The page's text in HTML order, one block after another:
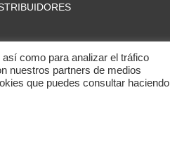
de privacidad
como para analizar el tráfico
nuestros partners de medios
que puedes consultar haciendo